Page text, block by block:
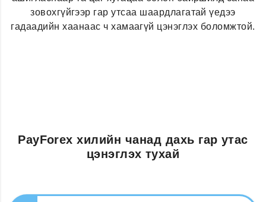
зовохгүйгээр гар утсаа шаардлагатай үедээ
гадаадийн хаанаас ч хамаагүй цэнэглэх боломжтой.
PayForex хилийн чанад дахь гар утас
цэнэглэх тухай